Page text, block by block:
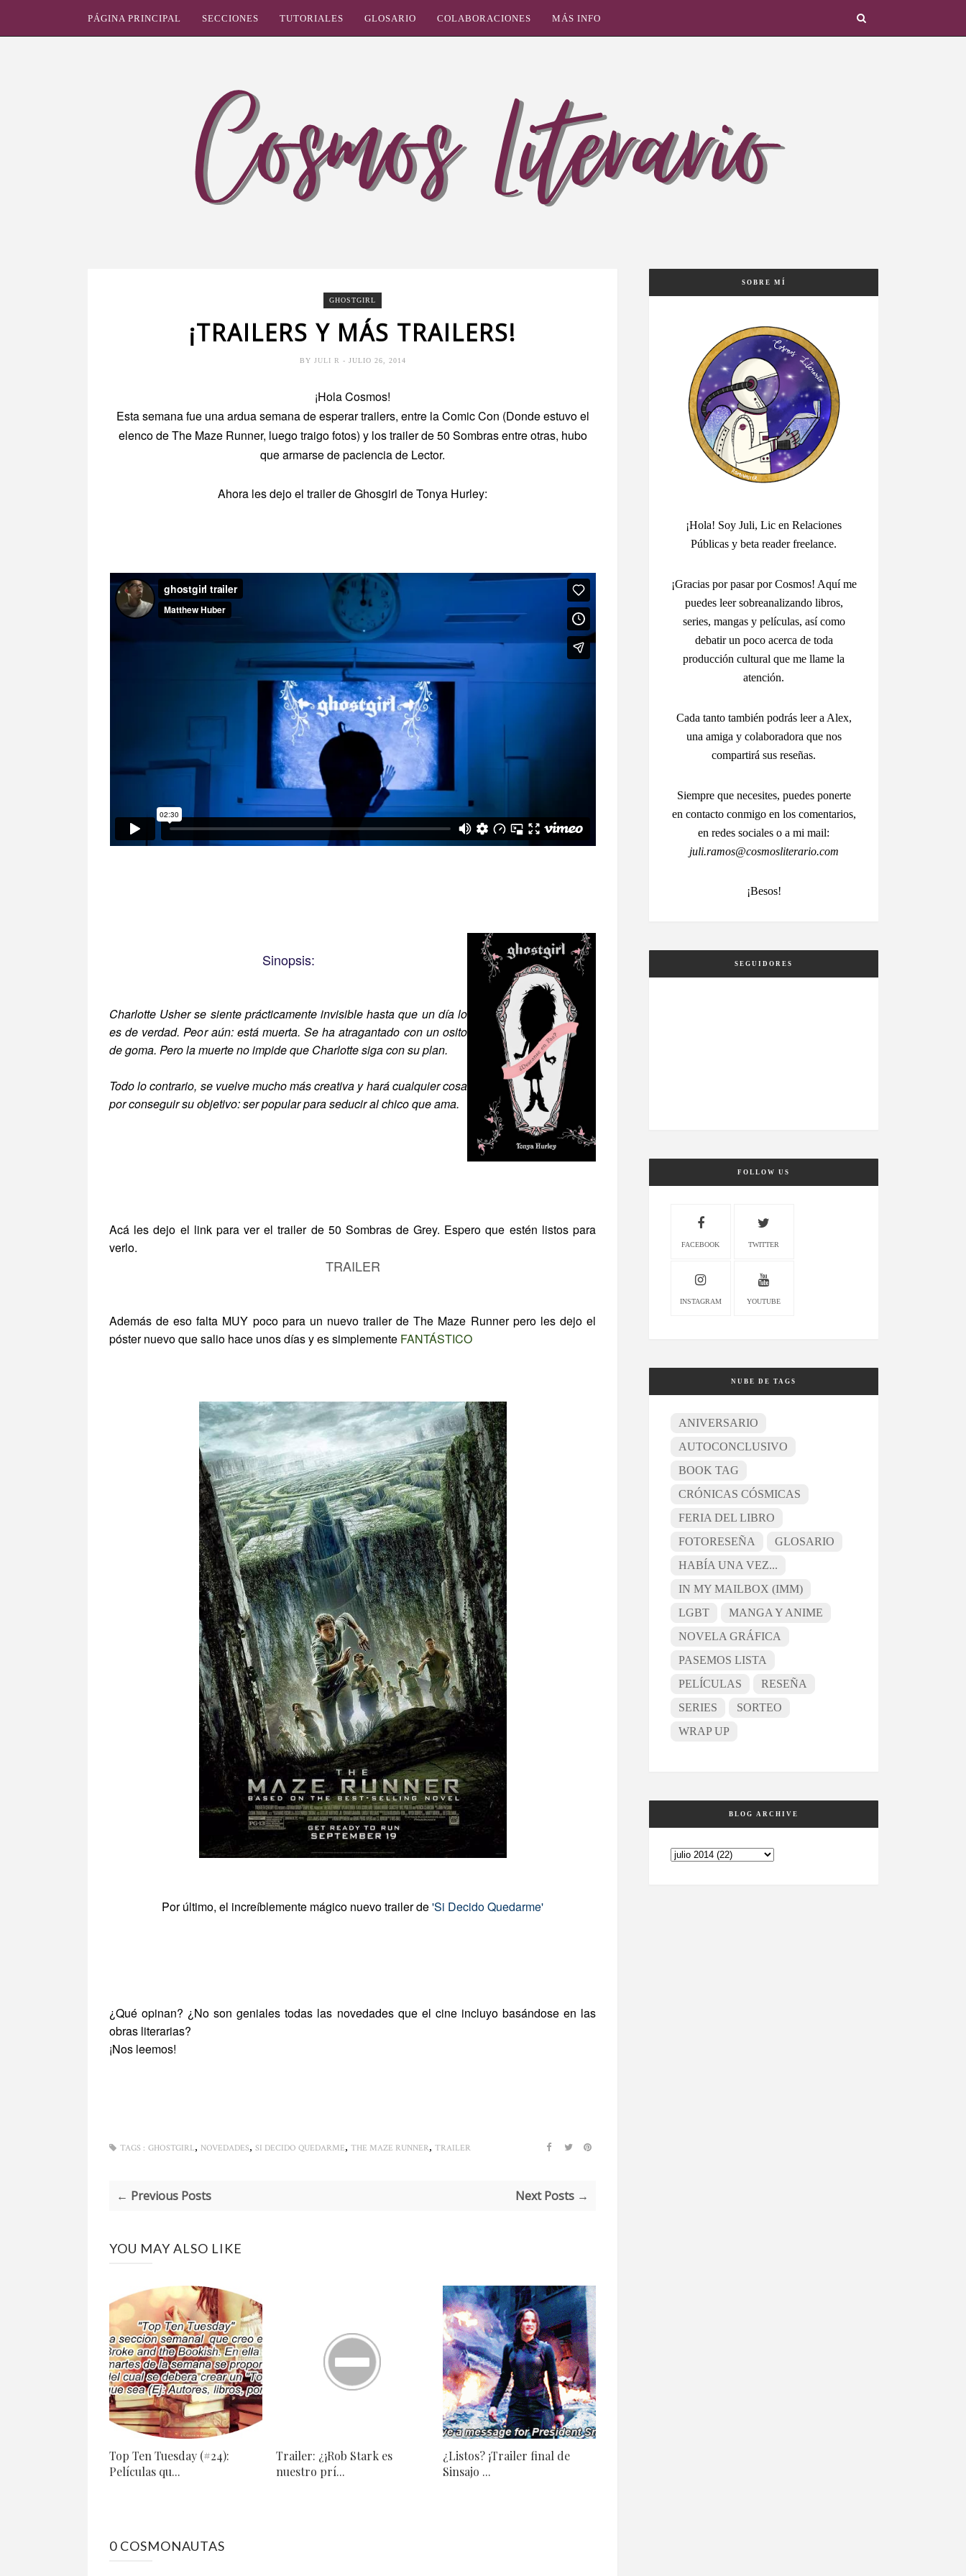
PÁGINA PRINCIPAL SECCIONES TUTORIALES GLOSARIO COLABORACIONES MÁS INFO
GHOSTGIRL
¡TRAILERS Y MÁS TRAILERS!
BY JULI R - JULIO 26, 2014
¡Hola Cosmos!
Esta semana fue una ardua semana de esperar trailers, entre la Comic Con (Donde estuvo el
elenco de The Maze Runner, luego traigo fotos) y los trailer de 50 Sombras entre otras, hubo
que armarse de paciencia de Lector.
Ahora les dejo el trailer de Ghosgirl de Tonya Hurley:
Sinopsis:
Charlotte Usher se siente prácticamente invisible hasta que un día lo
es de verdad. Peor aún: está muerta. Se ha atragantado con un osito
de goma. Pero la muerte no impide que Charlotte siga con su plan.
Todo lo contrario, se vuelve mucho más creativa y hará cualquier cosa
por conseguir su objetivo: ser popular para seducir al chico que ama.
Acá les dejo el link para ver el trailer de 50 Sombras de Grey. Espero que estén listos para
verlo.
TRAILER
Además de eso falta MUY poco para un nuevo trailer de The Maze Runner pero les dejo el
póster nuevo que salio hace unos días y es simplemente FANTÁSTICO
Por último, el increíblemente mágico nuevo trailer de'Si Decido Quedarme'
¿Qué opinan? ¿No son geniales todas las novedades que el cine incluyo basándose en las
obras literarias?
¡Nos leemos!
TAGS : GHOSTGIRL, NOVEDADES, SI DECIDO QUEDARME, THE MAZE RUNNER, TRAILER
← Previous Posts Next Posts →
YOU MAY ALSO LIKE
Top Ten Tuesday (#24):
Películas qu...
Trailer: ¿¡Rob Stark es
nuestro prí...
¿Listos? ¡Trailer final de
Sinsajo ...
0 COSMONAUTAS
SOBRE MÍ
¡Hola! Soy Juli, Lic en Relaciones
Públicas y beta reader freelance.
¡Gracias por pasar por Cosmos! Aquí me
puedes leer sobreanalizando libros,
series, mangas y películas, así como
debatir un poco acerca de toda
producción cultural que me llame la
atención.
Cada tanto también podrás leer a Alex,
una amiga y colaboradora que nos
compartirá sus reseñas.
Siempre que necesites, puedes ponerte
en contacto conmigo en los comentarios,
en redes sociales o a mi mail:
juli.ramos@cosmosliterario.com
¡Besos!
SEGUIDORES
FOLLOW US
FACEBOOK TWITTER
INSTAGRAM YOUTUBE
NUBE DE TAGS
ANIVERSARIO
AUTOCONCLUSIVO
BOOK TAG
CRÓNICAS CÓSMICAS
FERIA DEL LIBRO
FOTORESEÑA
GLOSARIO
HABÍA UNA VEZ...
IN MY MAILBOX (IMM)
LGBT
MANGA Y ANIME
NOVELA GRÁFICA
PASEMOS LISTA
PELÍCULAS
RESEÑA
SERIES
SORTEO
WRAP UP
BLOG ARCHIVE